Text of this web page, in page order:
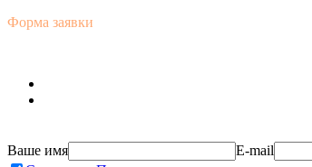
Форма заявки
Ваше имя E-mail